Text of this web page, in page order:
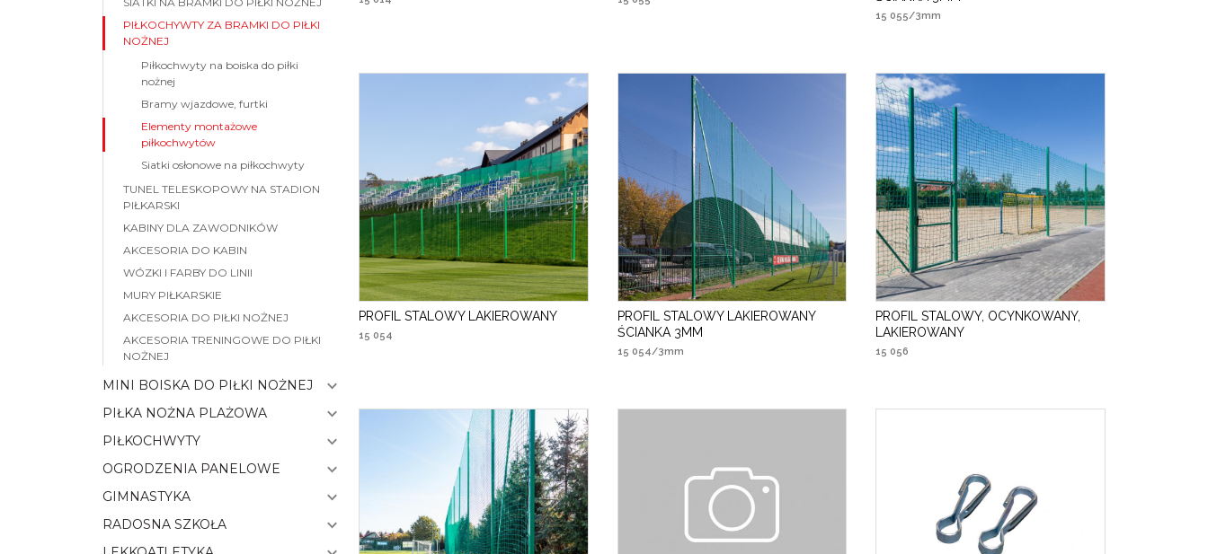
15 055/3mm
PROFIL STALOWY LAKIEROWANY
15 054
PROFIL STALOWY LAKIEROWANY
ŚCIANKA 3MM
15 054/3mm
PROFIL STALOWY, OCYNKOWANY,
LAKIEROWANY
15 056
PIŁKOCHYWTY ZA BRAMKI DO PIŁKI
NOŻNEJ
Piłkochwyty na boiska do piłki
nożnej
Bramy wjazdowe, furtki
Elementy montażowe
piłkochwytów
Siatki osłonowe na piłkochwyty
TUNEL TELESKOPOWY NA STADION
PIŁKARSKI
KABINY DLA ZAWODNIKÓW
AKCESORIA DO KABIN
WÓZKI I FARBY DO LINII
MURY PIŁKARSKIE
AKCESORIA DO PIŁKI NOŻNEJ
AKCESORIA TRENINGOWE DO PIŁKI
NOŻNEJ
MINI BOISKA DO PIŁKI NOŻNEJ
PIŁKA NOŻNA PLAŻOWA
PIŁKOCHWYTY
OGRODZENIA PANELOWE
GIMNASTYKA
RADOSNA SZKOŁA